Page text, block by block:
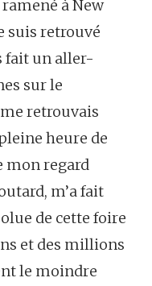
ramené àNew
suis retrouvé
fait un aller-
surle
me retrouvais
heure de
monregard
m’afait
de cette foire
et des millions
le moindre